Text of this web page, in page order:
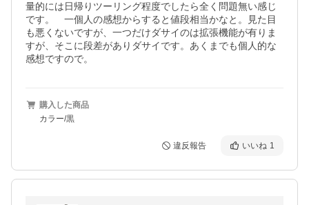
量的には日帰りツーリング程度でしたら全く問題無い感じ
です。　一個人の感想からすると値段相当かなと。見た目
も悪くないですが、一つだけダサイのは拡張機能が有りま
すが、そこに段差がありダサイです。あくまでも個人的な
感想ですので。
購入した商品
カラー/黒
違反報告 いいね 1